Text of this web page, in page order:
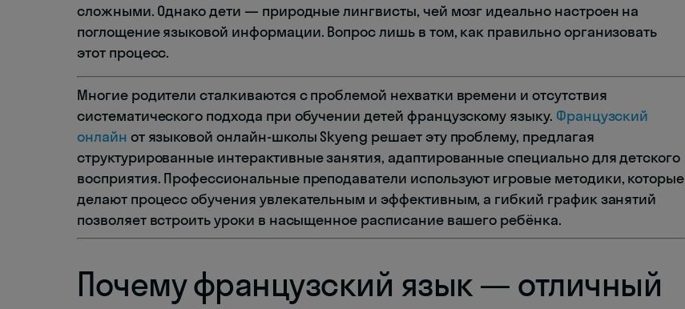
сложными. Однако дети — природные лингвисты, чей мозг идеально настроен на
поглощение языковой информации. Вопрос лишь в том, как правильно организовать
этот процесс.
Многие родители сталкиваются с проблемой нехватки времени и отсутствия
систематического подхода при обучении детей французскому языку. Французский
онлайн от языковой онлайн-школы Skyeng решает эту проблему, предлагая
структурированные интерактивные занятия, адаптированные специально для детского
восприятия. Профессиональные преподаватели используют игровые методики, которые
делают процесс обучения увлекательным и эффективным, а гибкий график занятий
позволяет встроить уроки в насыщенное расписание вашего ребёнка.
Почему французский язык — отличный